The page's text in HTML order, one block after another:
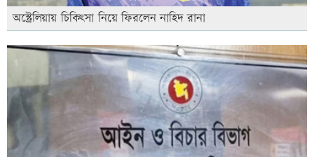
অস্ট্রেলিয়ায় চিকিৎসা নিয়ে ফিরলেন নাহিদ রানা